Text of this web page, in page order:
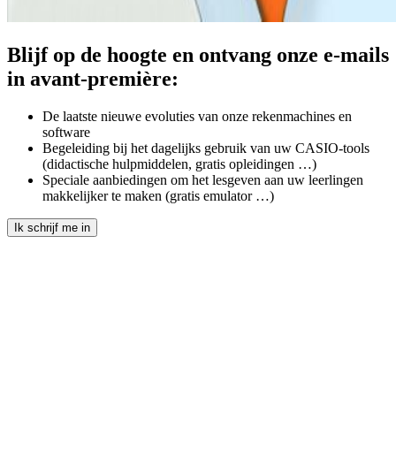
Blijf op de hoogte en ontvang onze e-mails
in avant-première:
De laatste nieuwe evoluties van onze rekenmachines en
software
Begeleiding bij het dagelijks gebruik van uw CASIO-tools
(didactische hulpmiddelen, gratis opleidingen …)
Speciale aanbiedingen om het lesgeven aan uw leerlingen
makkelijker te maken (gratis emulator …)
Ik schrijf me in